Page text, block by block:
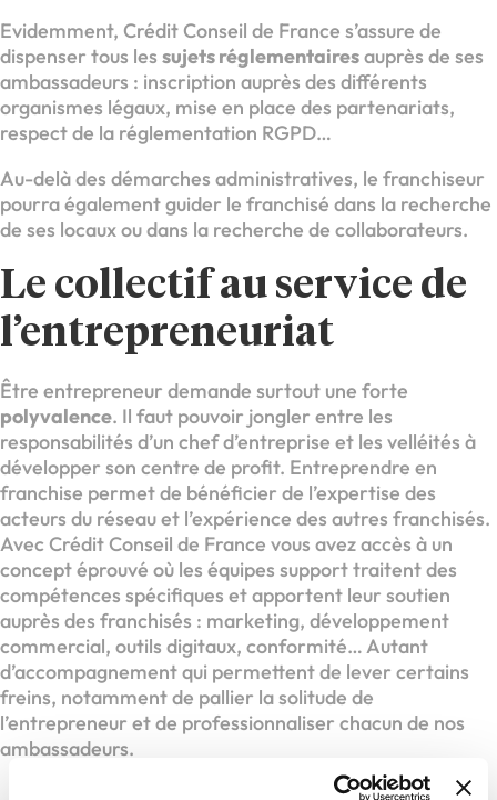
Evidemment, Crédit Conseil de France s’assure de
dispenser tous les sujets réglementairesauprès de ses
ambassadeurs : inscription auprès des différents
organismes légaux, mise en place des partenariats,
respect de la réglementation RGPD…
Au-delà des démarches administratives, le franchiseur
pourra également guider le franchisé dans la recherche
de ses locaux ou dans la recherche de collaborateurs.
Le collectif au service de
l’entrepreneuriat
Être entrepreneur demande surtout une forte
polyvalence. Il faut pouvoir jongler entre les
responsabilités d’un chef d’entreprise et les velléités à
développer son centre de profit. Entreprendre en
franchise permet de bénéficier de l’expertise des
acteurs du réseau et l’expérience des autres franchisés.
Avec Crédit Conseil de France vous avez accès à un
concept éprouvé où les équipes support traitent des
compétences spécifiques et apportent leur soutien
auprès des franchisés : marketing, développement
commercial, outils digitaux, conformité… Autant
d’accompagnement qui permettent de lever certains
freins, notamment de pallier la solitude de
l’entrepreneur et de professionnaliser chacun de nos
ambassadeurs.